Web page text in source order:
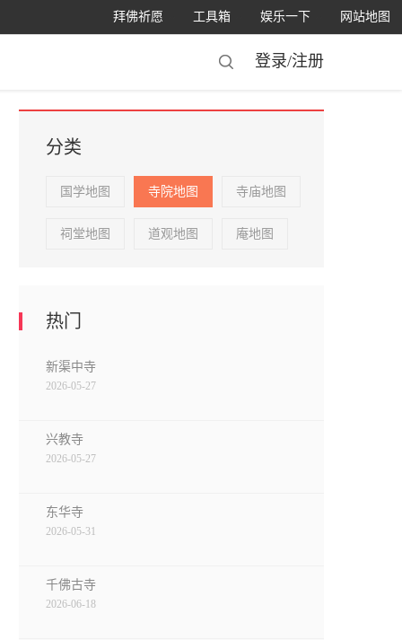
网站地图
娱乐一下
工具箱
拜佛祈愿
登录/注册
分类
国学地图 寺院地图 寺庙地图
祠堂地图 道观地图 庵地图
热门
新渠中寺
2026-05-27
兴教寺
2026-05-27
东华寺
2026-05-31
千佛古寺
2026-06-18